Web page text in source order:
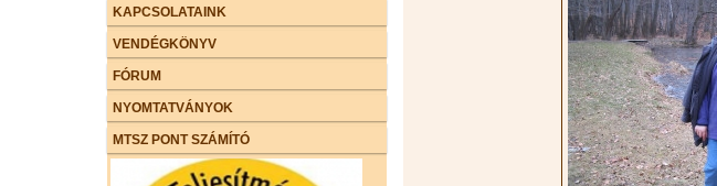
KAPCSOLATAINK
VENDÉGKÖNYV
FÓRUM
NYOMTATVÁNYOK
MTSZ PONT SZÁMÍTÓ